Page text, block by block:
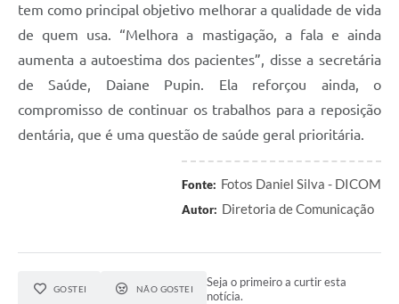
tem como principal objetivo melhorar a qualidade de vida
de quem usa. “Melhora a mastigação, a fala e ainda
aumenta a autoestima dos pacientes”, disse a secretária
de Saúde, Daiane Pupin. Ela reforçou ainda, o
compromisso de continuar os trabalhos para a reposição
dentária, que é uma questão de saúde geral prioritária.
Fonte: Fotos Daniel Silva - DICOM
Autor: Diretoria de Comunicação
GOSTEI NÃO GOSTEI
Seja o primeiro a curtir esta
notícia.